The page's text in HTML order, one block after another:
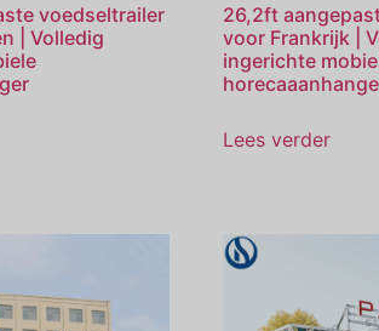
voedseltrailer
| Volledig
26,2ft
voor Frankrijk |
ingerichte
Lees verder